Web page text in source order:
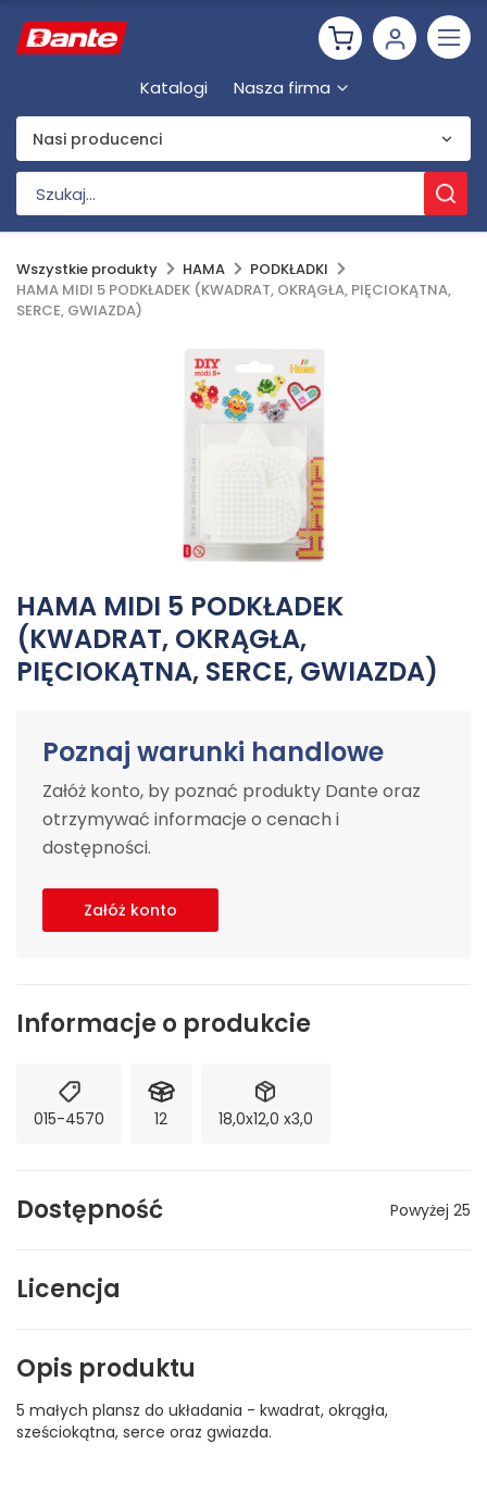
Katalogi Nasza firma
Nasi producenci
Wszystkie produkty HAMA
PODKŁADKI
HAMA MIDI 5 PODKŁADEK (KWADRAT, OKRĄGŁA, PIĘCIOKĄTNA,
SERCE, GWIAZDA)
HAMA MIDI 5 PODKŁADEK
(KWADRAT, OKRĄGŁA,
PIĘCIOKĄTNA, SERCE, GWIAZDA)
Poznaj warunki handlowe
Załóż konto, by poznać produkty Dante oraz
otrzymywać informacje o cenach i
dostępności.
Załóż konto
Informacje o produkcie
015-4570 12 18,0x12,0 x3,0
Dostępność Powyżej 25
Licencja
Opis produktu
5 małych plansz do układania - kwadrat, okrągła,
sześciokątna, serce oraz gwiazda.